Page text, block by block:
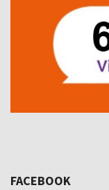
FACEBOOK